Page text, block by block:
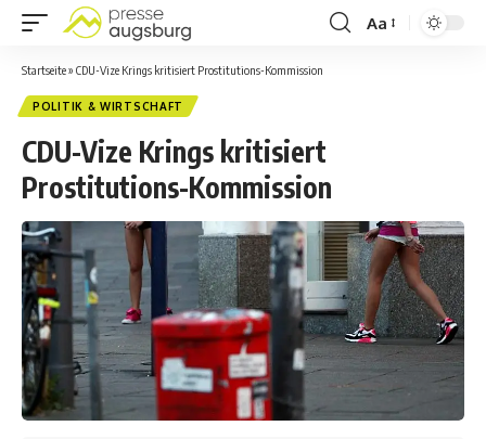
Aa
Startseite» CDU-Vize Krings kritisiert Prostitutions-Kommission
POLITIK & WIRTSCHAFT
CDU-Vize Krings kritisiert
Prostitutions-Kommission